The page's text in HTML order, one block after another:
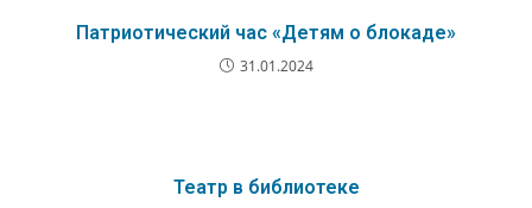
Патриотический час «Детям о блокаде»
31.01.2024
Театр в библиотеке